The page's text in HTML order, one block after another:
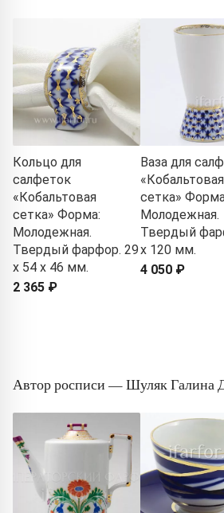
Кольцо для
салфеток
«Кобальтовая
сетка» Форма:
Молодежная.
Твердый фарфор. 29
x 54 x 46 мм.
2 365 ₽
Ваза для
«Кобальтовая
сетка»
Молодежная.
Твердый
x 120 мм.
4 050 ₽
Автор росписи — Шуляк Галина